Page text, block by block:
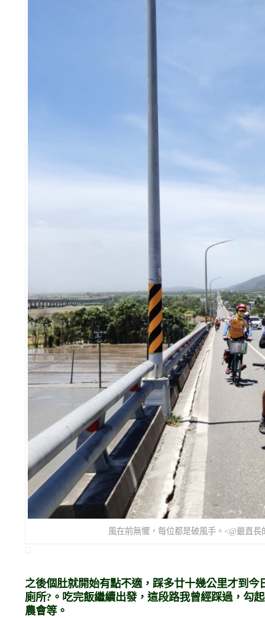
風在前無懼，每位都是破風手。<@最直
之後個肚就開始有點不適，踩多廿十幾公里才到
廁所?。吃完飯繼續出發，這段路我曾經踩過，勾
農會等。